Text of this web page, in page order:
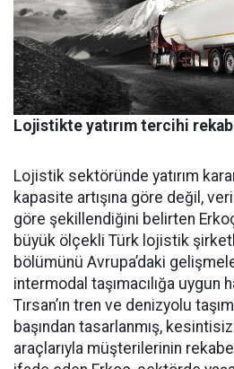
Lojistikte yatırım tercihi
Lojistik sektöründe yatırım
kapasi­te artışına göre değil,
göre şekillendiği­ni belirten
büyük ölçekli Türk lojistik
bölümü­nü Avrupa’daki
intermodal taşımacılı­ğa uygun
Tırsan’ın tren ve denizyolu
başından ta­sarlanmış,
araçlarıyla müşterile­rinin